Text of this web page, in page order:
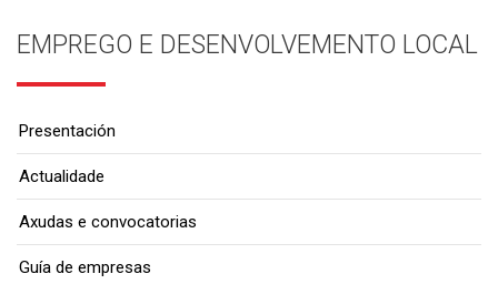
EMPREGO E DESENVOLVEMENTO LOCAL
Presentación
Actualidade
Axudas e convocatorias
Guía de empresas